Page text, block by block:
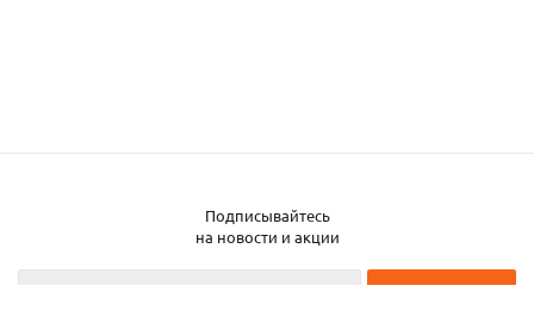
Подписывайтесь
на новости и акции